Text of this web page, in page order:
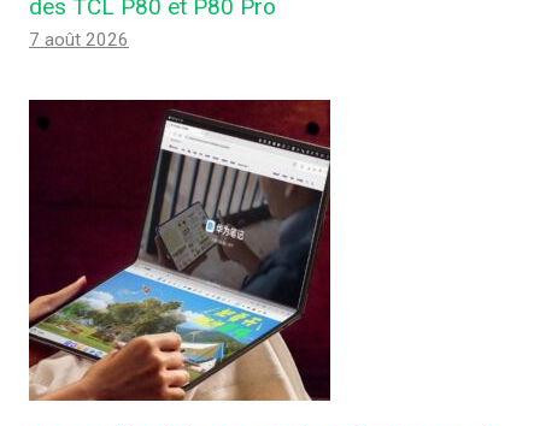
des TCL P80 et P80 Pro
7 août 2026